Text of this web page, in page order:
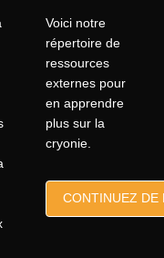
Voici notre
répertoire de
ressources
externes pour
en apprendre
plus sur la
cryonie.
CONTINUEZ DE